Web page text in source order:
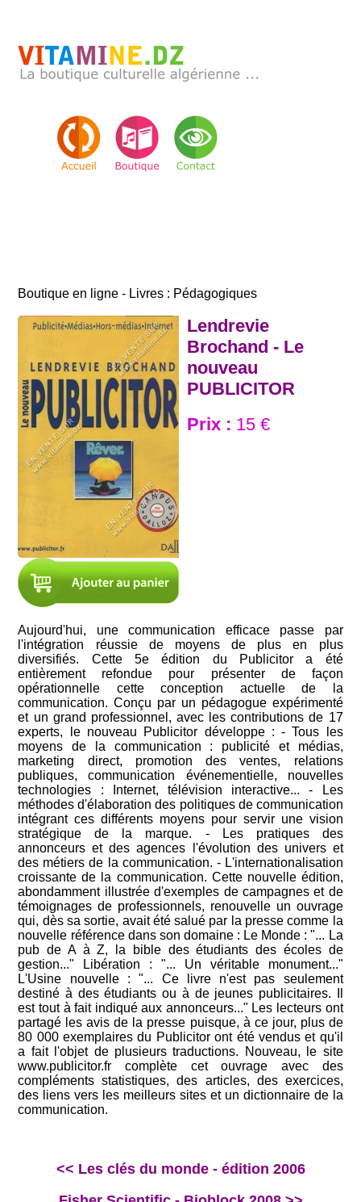
Boutique en ligne - Livres : Pédagogiques
Lendrevie
Brochand - Le
nouveau
PUBLICITOR
Prix : 15 €
Aujourd'hui, une communication efficace passe par
l'intégration réussie de moyens de plus en plus
diversifiés. Cette 5e édition du Publicitor a été
entièrement refondue pour présenter de façon
opérationnelle cette conception actuelle de la
communication. Conçu par un pédagogue expérimenté
et un grand professionnel, avec les contributions de 17
experts, le nouveau Publicitor développe : - Tous les
moyens de la communication : publicité et médias,
marketing direct, promotion des ventes, relations
publiques, communication événementielle, nouvelles
technologies : Internet, télévision interactive... - Les
méthodes d'élaboration des politiques de communication
intégrant ces différents moyens pour servir une vision
stratégique de la marque. - Les pratiques des
annonceurs et des agences l'évolution des univers et
des métiers de la communication. - L'internationalisation
croissante de la communication. Cette nouvelle édition,
abondamment illustrée d'exemples de campagnes et de
témoignages de professionnels, renouvelle un ouvrage
qui, dès sa sortie, avait été salué par la presse comme la
nouvelle référence dans son domaine : Le Monde : "... La
pub de A à Z, la bible des étudiants des écoles de
gestion..." Libération : "... Un véritable monument..."
L'Usine nouvelle : "... Ce livre n'est pas seulement
destiné à des étudiants ou à de jeunes publicitaires. Il
est tout à fait indiqué aux annonceurs..." Les lecteurs ont
partagé les avis de la presse puisque, à ce jour, plus de
80 000 exemplaires du Publicitor ont été vendus et qu'il
a fait l'objet de plusieurs traductions. Nouveau, le site
www.publicitor.fr complète cet ouvrage avec des
compléments statistiques, des articles, des exercices,
des liens vers les meilleurs sites et un dictionnaire de la
communication.
<< Les clés du monde - édition 2006